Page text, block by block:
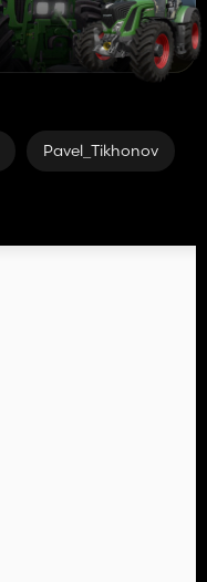
Pavel_Tikhonov